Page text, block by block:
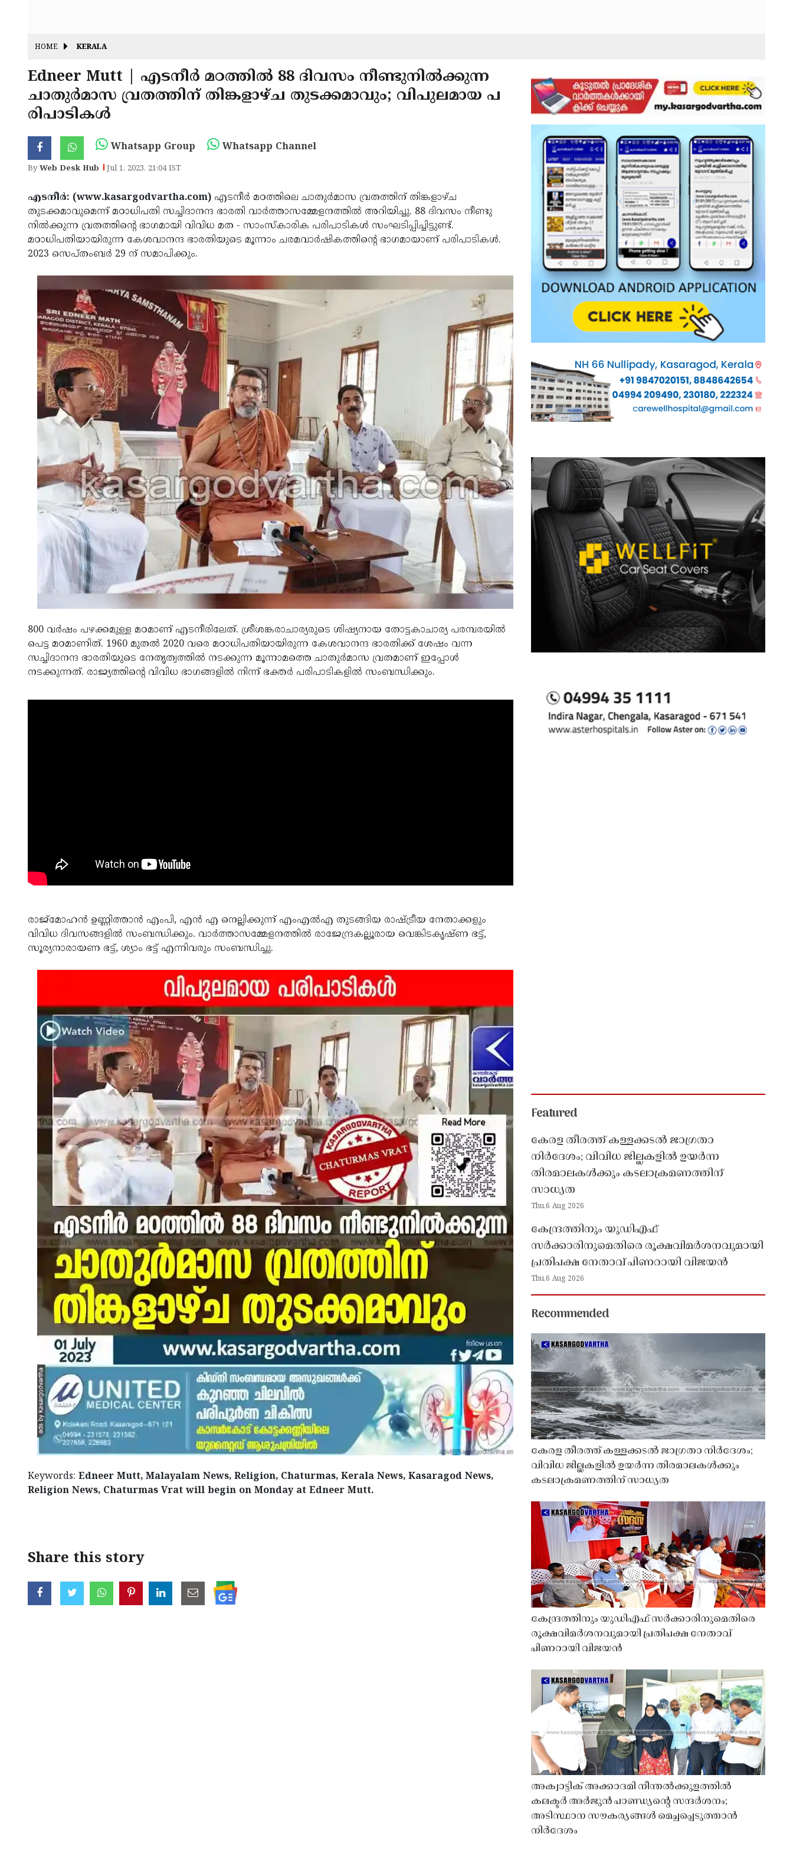
HOME KERALA
Edneer Mutt | എടനീര്‍ മഠത്തില്‍ 88 ദിവസം നീണ്ടുനില്‍ക്കുന്ന
ചാതുര്‍മാസ വ്രതത്തിന് തിങ്കളാഴ്ച തുടക്കമാവും; വിപുലമായ പ
രിപാടികള്‍
Whatsapp Group Whatsapp Channel
ByWeb Desk Hub Jul 1, 2023, 21:04 IST
എടനീര്‍: (www.kasargodvartha.com) എടനീര്‍ മഠത്തിലെ ചാതുര്‍മാസ വ്രതത്തിന് തിങ്കളാഴ്ച
തുടക്കമാവുമെന്ന് മഠാധിപതി സച്ചിദാനന്ദ ഭാരതി വാര്‍ത്താസമ്മേളനത്തില്‍ അറിയിച്ചു. 88 ദിവസം നീണ്ടു
നില്‍ക്കുന്ന വ്രതത്തിന്റെ ഭാഗമായി വിവിധ മത - സാംസ്‌കാരിക പരിപാടികള്‍ സംഘടിപ്പിച്ചിട്ടുണ്ട്.
മഠാധിപതിയായിരുന്ന കേശവാനന്ദ ഭാരതിയുടെ മൂന്നാം ചരമവാര്‍ഷികത്തിന്റെ ഭാഗമായാണ് പരിപാടികള്‍.
2023 സെപ്തംബര്‍ 29 ന് സമാപിക്കും.
800 വര്‍ഷം പഴക്കമുള്ള മഠമാണ് എടനീരിലേത്. ശ്രീശങ്കരാചാര്യരുടെ ശിഷ്യനായ തോട്ടകാചാര്യ പരമ്പരയില്‍
പെട്ട മഠമാണിത്. 1960 മുതല്‍ 2020 വരെ മഠാധിപതിയായിരുന്ന കേശവാനന്ദ ഭാരതിക്ക് ശേഷം വന്ന
സച്ചിദാനന്ദ ഭാരതിയുടെ നേതൃത്വത്തില്‍ നടക്കുന്ന മൂന്നാമത്തെ ചാതുര്‍മാസ വ്രതമാണ് ഇപ്പോള്‍
നടക്കുന്നത്. രാജ്യത്തിന്റെ വിവിധ ഭാഗങ്ങളില്‍ നിന്ന് ഭക്തര്‍ പരിപാടികളില്‍ സംബന്ധിക്കും.
രാജ്‌മോഹന്‍ ഉണ്ണിത്താന്‍ എംപി, എന്‍ എ നെല്ലിക്കുന്ന് എംഎല്‍എ തുടങ്ങിയ രാഷ്ട്രീയ നേതാക്കളും
വിവിധ ദിവസങ്ങളില്‍ സംബന്ധിക്കും. വാര്‍ത്താസമ്മേളനത്തില്‍ രാജേന്ദ്രകല്ലൂരായ വെങ്കിടകൃഷ്ണ ഭട്ട്,
സൂര്യനാരായണ ഭട്ട്, ശ്യാം ഭട്ട് എന്നിവരും സംബന്ധിച്ചു.
Keywords: Edneer Mutt, Malayalam News, Religion, Chaturmas, Kerala News, Kasaragod News,
Religion News, Chaturmas Vrat will begin on Monday at Edneer Mutt.
Share this story
Featured
കേരള തീരത്ത് കള്ളക്കടൽ ജാഗ്രതാ
നിർദേശം; വിവിധ ജില്ലകളിൽ ഉയർന്ന
തിരമാലകൾക്കും കടലാക്രമണത്തിന്
സാധ്യത
Thu,6 Aug 2026
കേന്ദ്രത്തിനും യുഡിഎഫ്
സർക്കാരിനുമെതിരെ രൂക്ഷവിമർശനവുമായി
പ്രതിപക്ഷ നേതാവ് പിണറായി വിജയൻ
Thu,6 Aug 2026
Recommended
കേരള തീരത്ത് കള്ളക്കടൽ ജാഗ്രതാ നിർദേശം;
വിവിധ ജില്ലകളിൽ ഉയർന്ന തിരമാലകൾക്കും
കടലാക്രമണത്തിന് സാധ്യത
കേന്ദ്രത്തിനും യുഡിഎഫ് സർക്കാരിനുമെതിരെ
രൂക്ഷവിമർശനവുമായി പ്രതിപക്ഷ നേതാവ്
പിണറായി വിജയൻ
അക്വാട്ടിക് അക്കാദമി നീന്തൽക്കുളത്തിൽ
കലക്ടർ അർജുൻ പാണ്ഡ്യൻ്റെ സന്ദർശനം;
അടിസ്ഥാന സൗകര്യങ്ങൾ മെച്ചപ്പെടുത്താൻ
നിർദേശം